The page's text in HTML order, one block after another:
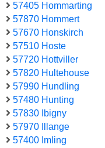
57405 Hommarting
57870 Hommert
57670 Honskirch
57510 Hoste
57720 Hottviller
57820 Hultehouse
57990 Hundling
57480 Hunting
57830 Ibigny
57970 Illange
57400 Imling